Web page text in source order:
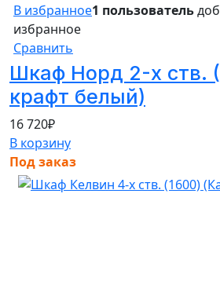
В избранное1 пользователь
избранное
Сравнить
Шкаф Норд 2-х ств.
крафт белый)
16 720₽
В корзину
Под заказ